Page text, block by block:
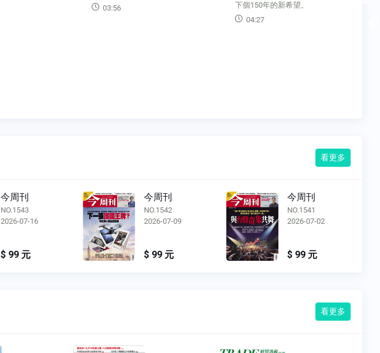
03:56
下個150年的新希望。
04:27
看更多
今周刊
NO.1543
2026-07-16
$ 99 元
今周刊
NO.1542
2026-07-09
$ 99 元
今周刊
NO.1541
2026-07-02
$ 99 元
看更多